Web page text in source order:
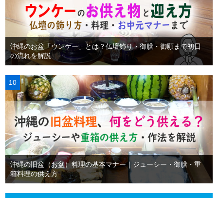
沖縄のお盆「ウンケー」とは？仏壇飾り・御膳・御願まで初日
の流れを解説
沖縄の旧盆（お盆）料理の基本マナー｜ジューシー・御膳・重
箱料理の供え方